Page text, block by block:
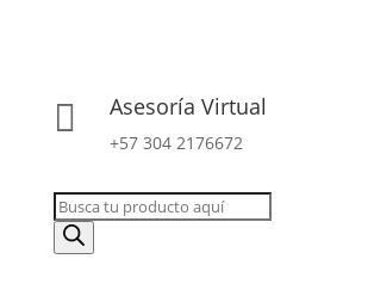
 Asesoría Virtual
+57 304 2176672
Búsqueda
de
productos